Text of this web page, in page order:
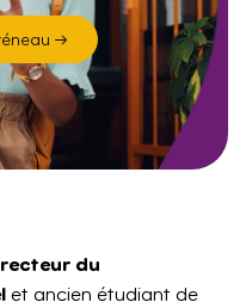
du
et ancien étudiant de
→